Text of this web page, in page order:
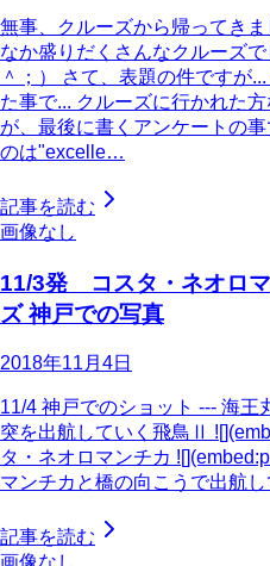
無事、クルーズから帰ってき
なか盛りだくさんなクルーズ
＾；） さて、表題の件ですが
た事で... クルーズに行かれた
が、最後に書くアンケートの
のは"excelle…
記事を読む
画像なし
11/3発 コスタ・ネオロ
ズ 神戸での写真
2018年11月4日
11/4 神戸でのショット --- 海王
突を出航していく飛鳥Ⅱ
タ・ネオロマンチカ
マンチカと橋の向こうで出航
記事を読む